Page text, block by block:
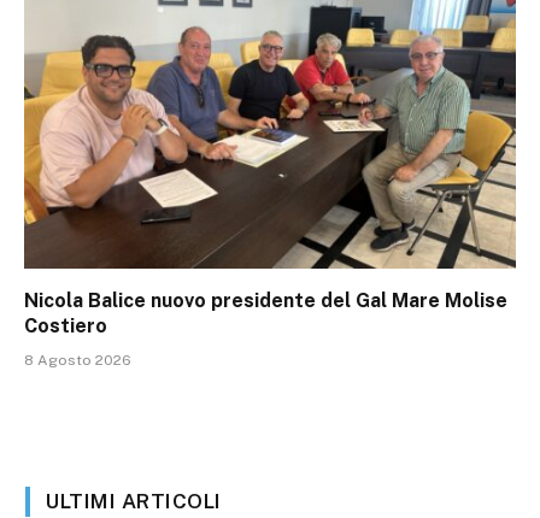
Nicola Balice nuovo presidente del Gal Mare Molise
Costiero
8 Agosto 2026
ULTIMI ARTICOLI